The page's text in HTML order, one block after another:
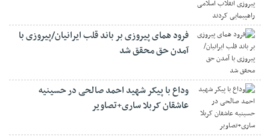
فرود همای پیروزی بر باند قلب ایرانیان/پیروزی با
آمدن حق محقق شد
وداع با پیکر شهید احمد صالحی‌ در حسینیه
عاشقان کربلا ساری+تصاویر